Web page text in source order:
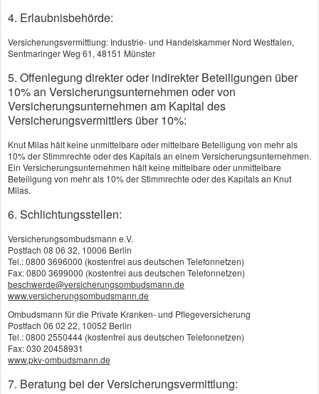
Grundfähigkeitsversicherung gehört zu den
innovativen Vorsorgelösungen. Der Unterschied zur
"klassischen" Berufs­unfähig­keitsversicherung: Es
wird nicht geprüft, ob und inwieweit der Versicherte
seinen Beruf noch ausüben kann. Der Versicherer
leistet sofort, wenn man infolge von Krankheit oder
Unfall bestimmte körperliche Grundfähigkeiten
verliert.
Anspruch auf Rentenleistungen aus der
Grundfähigkeitsversicherung entsteht, wenn man
nach ärztlicher Einschätzung mindestens zwölf
Monate lang nicht in der Lage ist oder sein wird, eine
der körperlichen Grundfähigkeiten der Stufe A oder
drei Fähigkeiten der Stufe B auszuüben – das sehen
4. Erlaubnisbehörde:
Versicherungsvermittlung: Industrie- und Handelskammer Nord Westfalen,
Sentmaringer Weg 61, 48151 Münster
5. Offenlegung direkter oder indirekter Beteiligungen über
10% an Versicherungsunternehmen oder von
Versicherungsunternehmen am Kapital des
Versicherungsvermittlers über 10%:
Knut Milas hält keine unmittelbare oder mittelbare Beteiligung von mehr als
10% der Stimmrechte oder des Kapitals an einem Versicherungsunternehmen.
Ein Versicherungsunternehmen hält keine mittelbare oder unmittelbare
Beteiligung von mehr als 10% der Stimmrechte oder des Kapitals an Knut
Milas.
6. Schlichtungsstellen:
Versicherungsombudsmann e.V.
Postfach 08 06 32, 10006 Berlin
Tel.: 0800 3696000 (kostenfrei aus deutschen Telefonnetzen)
Fax: 0800 3699000 (kostenfrei aus deutschen Telefonnetzen)
beschwerde@versicherungsombudsmann.de
www.versicherungsombudsmann.de
Ombudsmann für die Private Kranken- und Pflegeversicherung
Postfach 06 02 22, 10052 Berlin
Tel.: 0800 2550444 (kostenfrei aus deutschen Telefonnetzen)
Fax: 030 20458931
www.pkv-ombudsmann.de
7. Beratung bei der Versicherungsvermittlung: